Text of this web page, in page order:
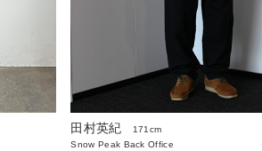
田村英紀
171cm
Snow Peak Back Office